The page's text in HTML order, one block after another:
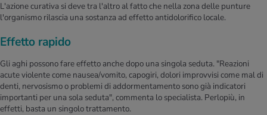
L'azione curativa si deve tra l'altro al fatto che nella zona delle punture
l'organismo rilascia una sostanza ad effetto antidolorifico locale.
Effetto rapido
Gli aghi possono fare effetto anche dopo una singola seduta. "Reazioni
acute violente come nausea/vomito, capogiri, dolori improvvisi come mal di
denti, nervosismo o problemi di addormentamento sono già indicatori
importanti per una sola seduta", commenta lo specialista. Perlopiù, in
effetti, basta un singolo trattamento.